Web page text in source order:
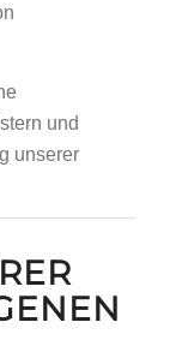
und
unserer